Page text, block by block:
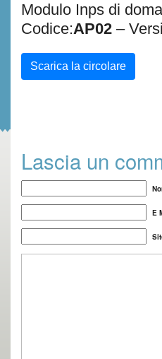
Modulo Inps di
Codice:AP02 –
Scarica la circolare
Lascia un
E